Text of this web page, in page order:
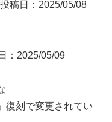
投稿日：2025/05/08
：2025/05/09
復刻で変更されてい